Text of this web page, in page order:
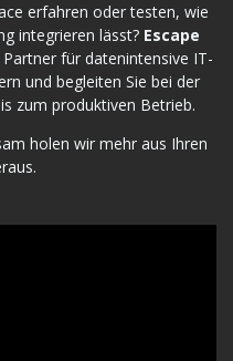
erfahren oder testen, wie
integrieren lässt? Escape
für datenintensive IT-
und begleiten Sie bei der
zum produktiven Betrieb.
holen wir mehr aus Ihren